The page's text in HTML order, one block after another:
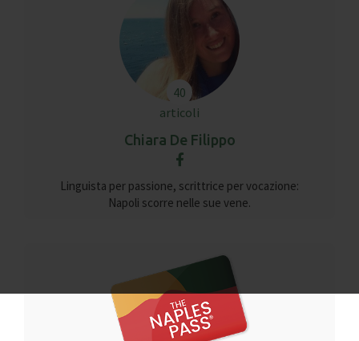
40
articoli
Chiara De Filippo
Linguista per passione, scrittrice per vocazione:
Napoli scorre nelle sue vene.